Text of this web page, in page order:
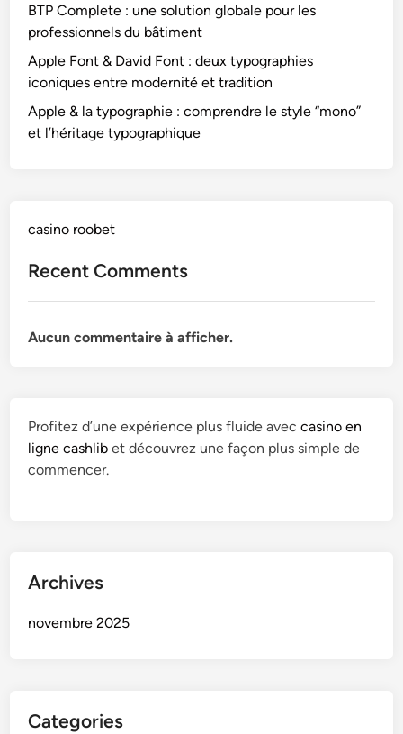
BTP Complete : une solution globale pour les
professionnels du bâtiment
Apple Font & David Font : deux typographies
iconiques entre modernité et tradition
Apple & la typographie : comprendre le style “mono”
et l’héritage typographique
casino roobet
Recent Comments
Aucun commentaire à afficher.
Profitez d’une expérience plus fluide aveccasino en
ligne cashlib et découvrez une façon plus simple de
commencer.
Archives
novembre 2025
Categories